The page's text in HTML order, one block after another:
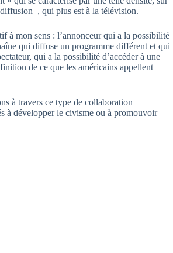
qui plus est à la télévision.
à mon sens : l’annonceur qui a la possibilité
qui diffuse un programme différent et qui
qui a la possibilité d’accéder à une
de ce que les américains appellent
à travers ce type de collaboration
à développer le civisme ou à promouvoir